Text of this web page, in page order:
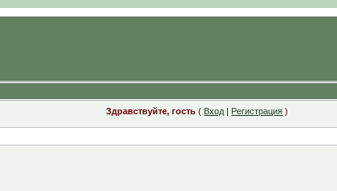
Здравствуйте, гость ( Вход | Регистрация )